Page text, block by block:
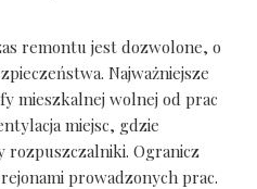
remontu jest dozwolone, o
Najważniejsze
mieszkalnej wolnej od prac
miejsc, gdzie
rozpuszczalniki. Ogranicz
prowadzonych prac.